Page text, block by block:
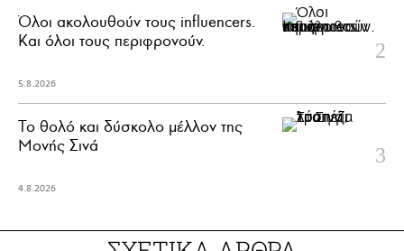
Όλοι ακολουθούν τους influencers.
Και όλοι τους περιφρονούν.
5.8.2026
Το θολό και δύσκολο μέλλον της
Μονής Σινά
4.8.2026